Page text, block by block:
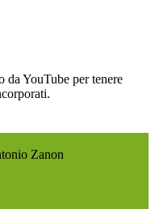
da YouTube per tenere
Zanon